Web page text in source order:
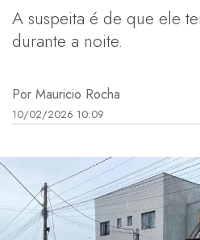
A suspeita é de que ele
durante a noite.
Por Mauricio Rocha
10/02/2026 10:09